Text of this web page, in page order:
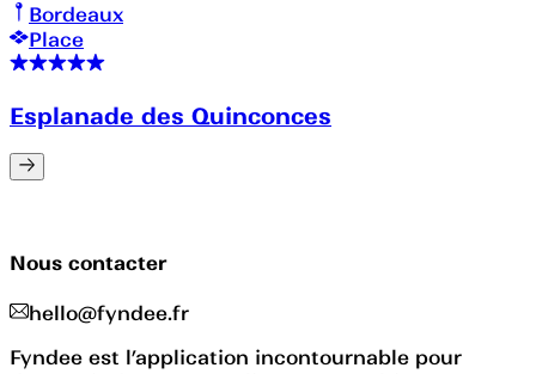
Bordeaux
Place
Esplanade des Quinconces
Nous contacter
hello@fyndee.fr
Fyndee est l’application incontournable pour